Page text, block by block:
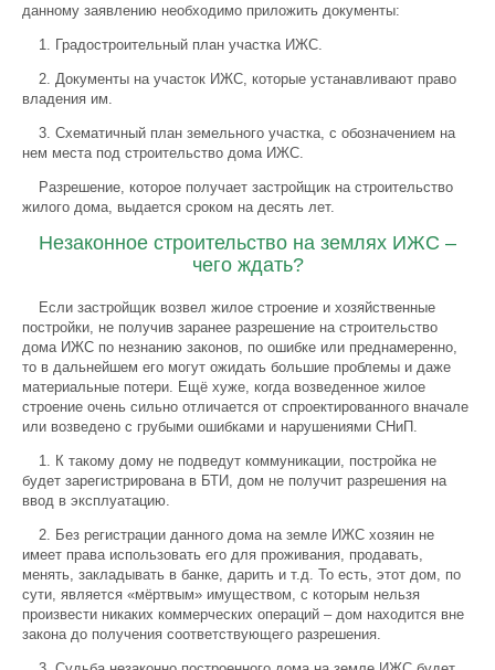
данному заявлению необходимо приложить документы:
1. Градостроительный план участка ИЖС.
2. Документы на участок ИЖС, которые устанавливают право
владения им.
3. Схематичный план земельного участка, с обозначением на
нем места под строительство дома ИЖС.
Разрешение, которое получает застройщик на строительство
жилого дома, выдается сроком на десять лет.
Незаконное строительство на землях ИЖС –
чего ждать?
Если застройщик возвел жилое строение и хозяйственные
постройки, не получив заранее разрешение на строительство
дома ИЖС по незнанию законов, по ошибке или преднамеренно,
то в дальнейшем его могут ожидать большие проблемы и даже
материальные потери. Ещё хуже, когда возведенное жилое
строение очень сильно отличается от спроектированного вначале
или возведено с грубыми ошибками и нарушениями СНиП.
1. К такому дому не подведут коммуникации, постройка не
будет зарегистрирована в БТИ, дом не получит разрешения на
ввод в эксплуатацию.
2. Без регистрации данного дома на земле ИЖС хозяин не
имеет права использовать его для проживания, продавать,
менять, закладывать в банке, дарить и т.д. То есть, этот дом, по
сути, является «мёртвым» имуществом, с которым нельзя
произвести никаких коммерческих операций – дом находится вне
закона до получения соответствующего разрешения.